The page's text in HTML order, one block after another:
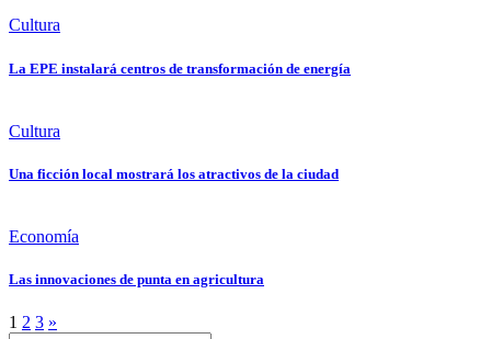
Cultura
La EPE instalará centros de transformación de energía
Cultura
Una ficción local mostrará los atractivos de la ciudad
Economía
Las innovaciones de punta en agricultura
1 2 3 »